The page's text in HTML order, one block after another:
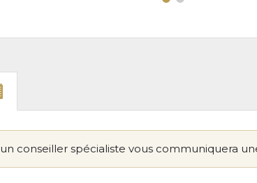
un conseiller spécialiste vous communiquera